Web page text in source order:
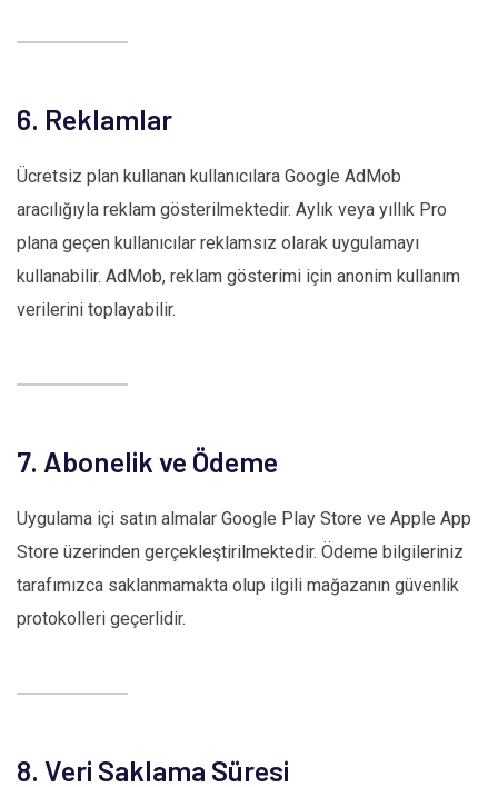
6. Reklamlar
Ücretsiz plan kullanan kullanıcılara Google AdMob
aracılığıyla reklam gösterilmektedir. Aylık veya yıllık Pro
plana geçen kullanıcılar reklamsız olarak uygulamayı
kullanabilir. AdMob, reklam gösterimi için anonim kullanım
verilerini toplayabilir.
7. Abonelik ve Ödeme
Uygulama içi satın almalar Google Play Store ve Apple App
Store üzerinden gerçekleştirilmektedir. Ödeme bilgileriniz
tarafımızca saklanmamakta olup ilgili mağazanın güvenlik
protokolleri geçerlidir.
8. Veri Saklama Süresi